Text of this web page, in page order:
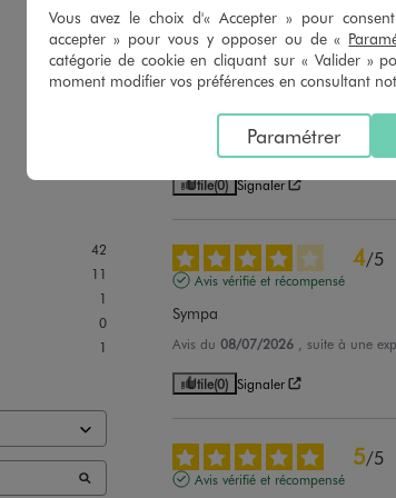
42
11
1
0
1
5 / 5
Avis vérifié et récompensé
Un peu dur au début puis ça va.
06/08/2026 , suite à une
Utile(0) Signaler
4/5
Avis vérifié et récompensé
Sympa
Avis du 08/07/2026 , suite à une
Utile(0) Signaler
5/5
Avis vérifié et récompensé
Vous avez le choix d'« Accepter » pour
accepter » pour vous y opposer ou de «
catégorie de cookie en cliquant sur « Valider »
moment modifier vos préférences en consultant
Paramétrer